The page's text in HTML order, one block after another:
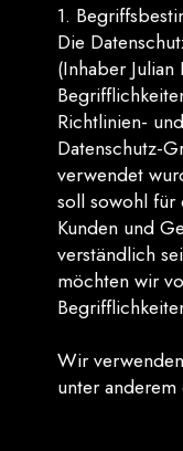
1.
Die
(Inhaber
Richtlinien-
Datenschutz-
verwendet
soll sowohl für
Kunden und
verständlich
möchten wir
Wir
unter